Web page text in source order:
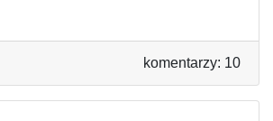
komentarzy: 10